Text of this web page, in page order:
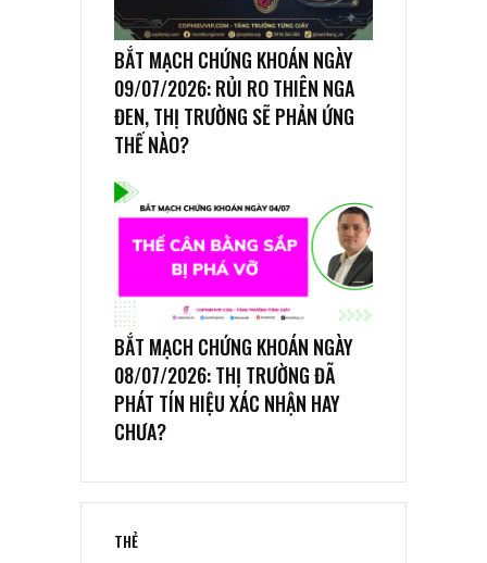
BẮT MẠCH CHỨNG KHOÁN NGÀY
09/07/2026: RỦI RO THIÊN NGA
ĐEN, THỊ TRƯỜNG SẼ PHẢN ỨNG
THẾ NÀO?
BẮT MẠCH CHỨNG KHOÁN NGÀY
08/07/2026: THỊ TRƯỜNG ĐÃ
PHÁT TÍN HIỆU XÁC NHẬN HAY
CHƯA?
THẺ